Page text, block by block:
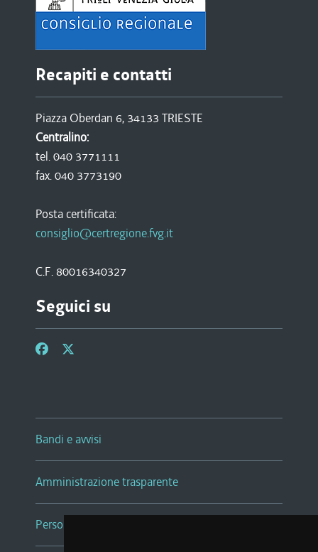
Recapiti e contatti
Piazza Oberdan 6, 34133 TRIESTE
Centralino:
tel. 040 3771111
fax. 040 3773190
Posta certificata:
consiglio@certregione.fvg.it
C.F. 80016340327
Seguici su
Bandi e avvisi
Amministrazione trasparente
Persone e Uffici